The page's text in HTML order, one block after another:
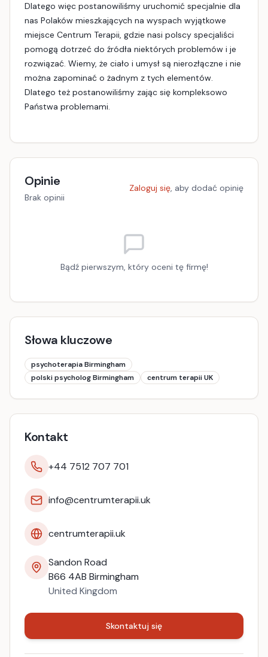
Dlatego więc postanowiliśmy uruchomić specjalnie dla
nas Polaków mieszkających na wyspach wyjątkowe
miejsce Centrum Terapii, gdzie nasi polscy specjaliści
pomogą dotrzeć do źródła niektórych problemów i je
rozwiązać. Wiemy, że ciało i umysł są nierozłączne i nie
można zapominać o żadnym z tych elementów.
Dlatego też postanowiliśmy zając się kompleksowo
Państwa problemami.
Opinie
Brak opinii
Zaloguj się, aby dodać opinię
Bądź pierwszym, który oceni tę firmę!
Słowa kluczowe
psychoterapia Birmingham
polski psycholog Birmingham
centrum terapii UK
Kontakt
+44 7512 707 701
info@centrumterapii.uk
centrumterapii.uk
Sandon Road
B66 4AB Birmingham
United Kingdom
Skontaktuj się